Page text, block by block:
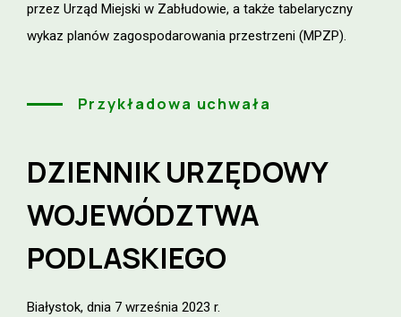
przez Urząd Miejski w Zabłudowie, a także tabelaryczny
wykaz planów zagospodarowania przestrzeni (MPZP).
Przykładowa uchwała
DZIENNIK URZĘDOWY
WOJEWÓDZTWA
PODLASKIEGO
Białystok, dnia 7 września 2023 r.